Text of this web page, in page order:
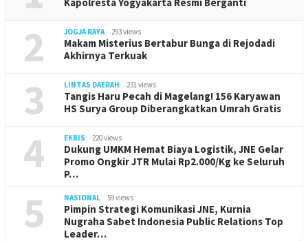
2 JOGJA RAYA 293 views
Makam Misterius Bertabur Bunga di Rejodadi
Akhirnya Terkuak
3 LINTAS DAERAH 231 views
Tangis Haru Pecah di Magelang! 156 Karyawan
HS Surya Group Diberangkatkan Umrah Gratis
4 EKBIS 220 views
Dukung UMKM Hemat Biaya Logistik, JNE Gelar
Promo Ongkir JTR Mulai Rp2.000/Kg ke Seluruh
P…
5 NASIONAL 59 views
Pimpin Strategi Komunikasi JNE, Kurnia
Nugraha Sabet Indonesia Public Relations Top
Leader…